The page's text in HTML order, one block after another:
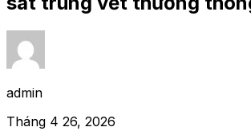
admin
Tháng 4 26, 2026